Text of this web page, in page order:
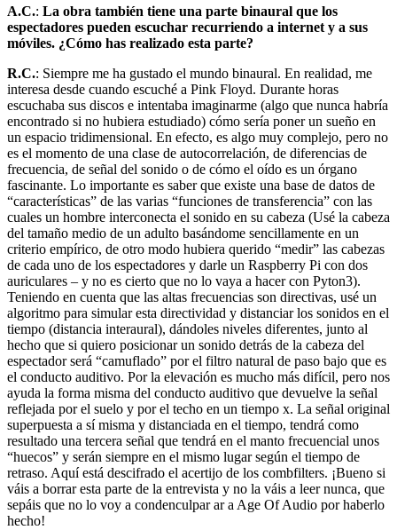
A.C.: La obra también tiene una parte binaural que los
espectadores pueden escuchar recurriendo a internet y a sus
móviles. ¿Cómo has realizado esta parte?
R.C.: Siempre me ha gustado el mundo binaural. En realidad, me
interesa desde cuando escuché a Pink Floyd. Durante horas
escuchaba sus discos e intentaba imaginarme (algo que nunca habría
encontrado si no hubiera estudiado) cómo sería poner un sueño en
un espacio tridimensional. En efecto, es algo muy complejo, pero no
es el momento de una clase de autocorrelación, de diferencias de
frecuencia, de señal del sonido o de cómo el oído es un órgano
fascinante. Lo importante es saber que existe una base de datos de
“características” de las varias “funciones de transferencia” con las
cuales un hombre interconecta el sonido en su cabeza (Usé la cabeza
del tamaño medio de un adulto basándome sencillamente en un
criterio empírico, de otro modo hubiera querido “medir” las cabezas
de cada uno de los espectadores y darle un Raspberry Pi con dos
auriculares – y no es cierto que no lo vaya a hacer con Pyton3).
Teniendo en cuenta que las altas frecuencias son directivas, usé un
algoritmo para simular esta directividad y distanciar los sonidos en el
tiempo (distancia interaural), dándoles niveles diferentes, junto al
hecho que si quiero posicionar un sonido detrás de la cabeza del
espectador será “camuflado” por el filtro natural de paso bajo que es
el conducto auditivo. Por la elevación es mucho más difícil, pero nos
ayuda la forma misma del conducto auditivo que devuelve la señal
reflejada por el suelo y por el techo en un tiempo x. La señal original
superpuesta a sí misma y distanciada en el tiempo, tendrá como
resultado una tercera señal que tendrá en el manto frecuencial unos
“huecos” y serán siempre en el mismo lugar según el tiempo de
retraso. Aquí está descifrado el acertijo de los combfilters. ¡Bueno si
váis a borrar esta parte de la entrevista y no la váis a leer nunca, que
sepáis que no lo voy a condenculpar ar a Age Of Audio por haberlo
hecho!